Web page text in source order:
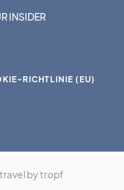
INSIDER
RICHTLINIE (EU)
by tropf